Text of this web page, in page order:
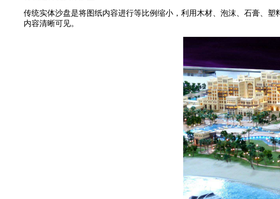
传统实体沙盘是将图纸内容进行等比例缩小，利用木材、泡沫、石膏、
内容清晰可见。